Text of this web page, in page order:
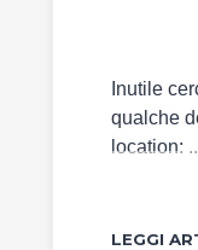
Inutile
qualche
location:
LEGGI